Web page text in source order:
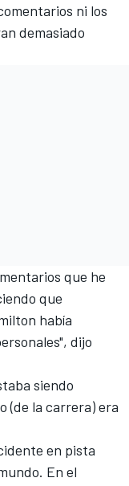
ni los
demasiado
que he
que
había
dijo
siendo
(de la carrera) era
en pista
En el